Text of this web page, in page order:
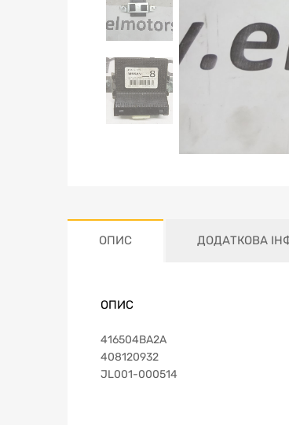
ОПИС ДОДАТКОВА
ОПИС
416504BA2A
408120932
JL001-000514